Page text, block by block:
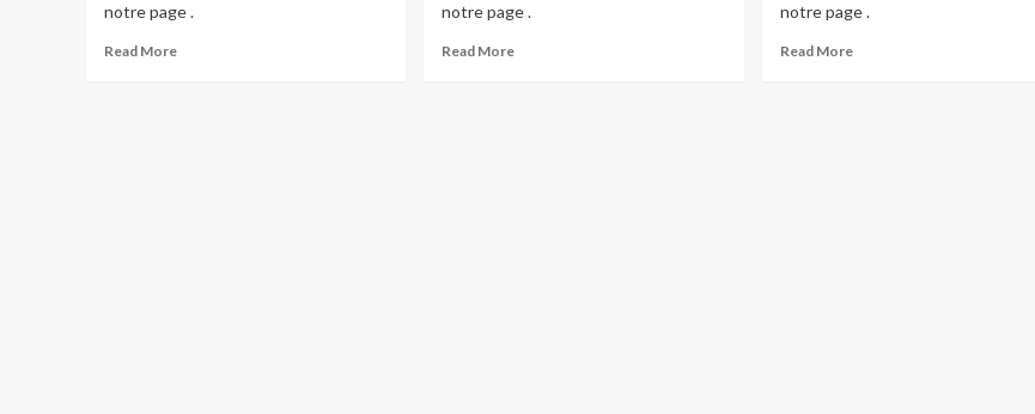
notre page .
Read MoreRead
notre page .
Read MoreRead
notre page .
Read MoreRead